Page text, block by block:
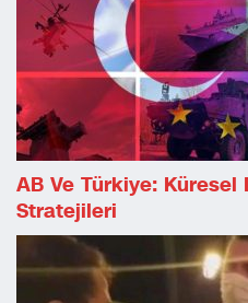
AB Ve Türkiye:
Stratejileri